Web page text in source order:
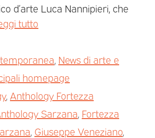
d’arte Luca Nannipieri, che
tutto
News di arte e
homepage
, Anthology Fortezza
Sarzana Fortezza
Giuseppe Veneziano